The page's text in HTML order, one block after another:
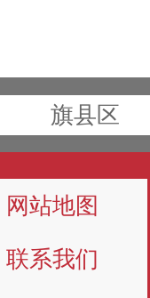
旗县区
网站地图
联系我们